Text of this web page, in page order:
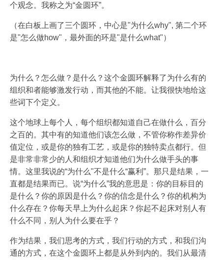
个观念。我称之为“金圆环”。
（在白板上画了三个圆环，中心是"为什么why", 第二个环
是"怎么做how"，最外面的环是"是什么what"）
为什么？怎么做？是什么？这个金圆环解释了为什么有的
组织和者能够激发行动，而其他的不能。让我很快地给这
些词下个定义。
这个地球上每个人，每个组织都知道自己在做什么，百分
之百的。其中有的知道他们该怎么做，不管你称作差异价
值定位，或是你的独有工艺，或是你的独特卖点都行。但
是非常非常少的人和组织才知道他们为什么做手头的事
情。这里我说的“为什么"不是什么“赢利”。那只是结果，一
直都是结果而已。说“为什么”我的意思是：你的目标目的
是什么？你的原因是什么？你的信念是什么？你的机构为
什么存在？你每天早上为什么起床？你起不起床对别人有
什么不同，别人为什么要在乎？
作为结果，我们思考的方式，我们行动的方式，和我们沟
通的方式，在这个金圆环上都是从外到内的。我们从最清